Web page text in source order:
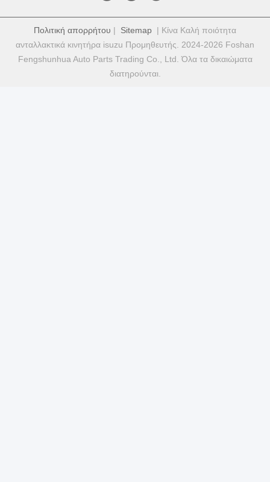
Πολιτική απορρήτου | Sitemap | Κίνα Καλή ποιότητα
ανταλλακτικά κινητήρα isuzu Προμηθευτής. 2024-2026 Foshan
Fengshunhua Auto Parts Trading Co., Ltd. Όλα τα δικαιώματα
διατηρούνται.